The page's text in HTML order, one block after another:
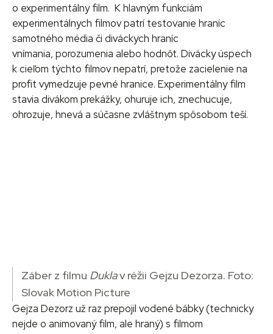
o experimentálny film. K hlavným funkciám
experimentálnych filmov patrí testovanie hraníc
samotného média či diváckych hraníc
vnímania, porozumenia alebo hodnôt. Divácky úspech
k cieľom týchto filmov nepatrí, pretože zacielenie na
profit vymedzuje pevné hranice. Experimentálny film
stavia divákom prekážky, ohuruje ich, znechucuje,
ohrozuje, hnevá a súčasne zvláštnym spôsobom teší.
Záber z filmu Duklav réžii Gejzu Dezorza. Foto:
Slovak Motion Picture
Gejza Dezorz už raz prepojil vodené bábky (technicky
nejde o animovaný film, ale hraný) s filmom